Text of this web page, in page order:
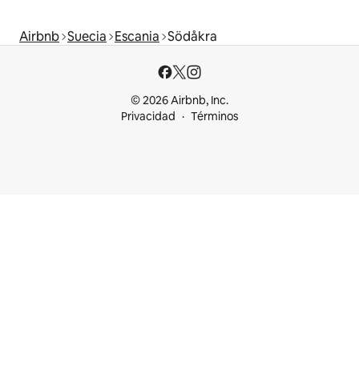
Airbnb Suecia Escania Södåkra
© 2026 Airbnb, Inc.
Privacidad
Términos